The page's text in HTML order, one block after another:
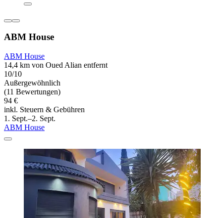
ABM House
ABM House
14,4 km von Oued Alian entfernt
10/10
Außergewöhnlich
(11 Bewertungen)
94 €
inkl. Steuern & Gebühren
1. Sept.–2. Sept.
ABM House